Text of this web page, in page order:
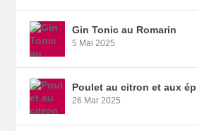
Gin Tonic au Romarin
5 Mai 2025
Poulet au citron et aux
26 Mar 2025